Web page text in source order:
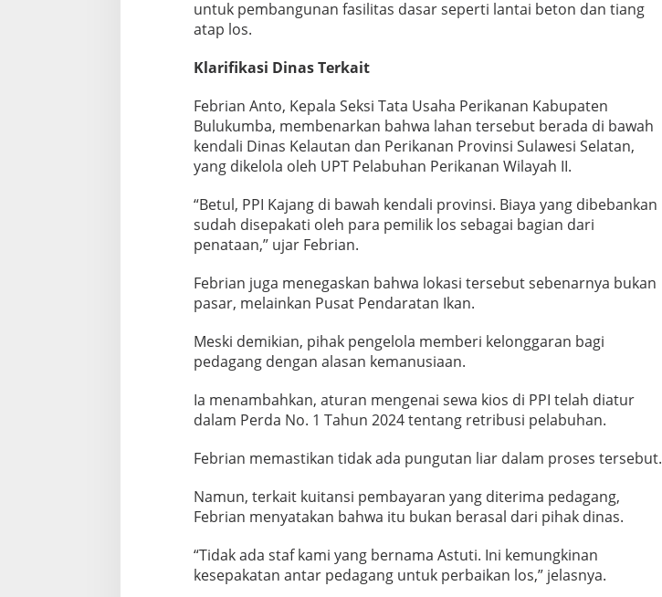
untuk pembangunan fasilitas dasar seperti lantai beton dan tiang
atap los.
Klarifikasi Dinas Terkait
Febrian Anto, Kepala Seksi Tata Usaha Perikanan Kabupaten
Bulukumba, membenarkan bahwa lahan tersebut berada di bawah
kendali Dinas Kelautan dan Perikanan Provinsi Sulawesi Selatan,
yang dikelola oleh UPT Pelabuhan Perikanan Wilayah II.
“Betul, PPI Kajang di bawah kendali provinsi. Biaya yang dibebankan
sudah disepakati oleh para pemilik los sebagai bagian dari
penataan,” ujar Febrian.
Febrian juga menegaskan bahwa lokasi tersebut sebenarnya bukan
pasar, melainkan Pusat Pendaratan Ikan.
Meski demikian, pihak pengelola memberi kelonggaran bagi
pedagang dengan alasan kemanusiaan.
Ia menambahkan, aturan mengenai sewa kios di PPI telah diatur
dalam Perda No. 1 Tahun 2024 tentang retribusi pelabuhan.
Febrian memastikan tidak ada pungutan liar dalam proses tersebut.
Namun, terkait kuitansi pembayaran yang diterima pedagang,
Febrian menyatakan bahwa itu bukan berasal dari pihak dinas.
“Tidak ada staf kami yang bernama Astuti. Ini kemungkinan
kesepakatan antar pedagang untuk perbaikan los,” jelasnya.